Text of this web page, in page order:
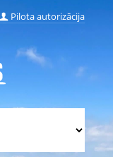
Pilota autorizācija